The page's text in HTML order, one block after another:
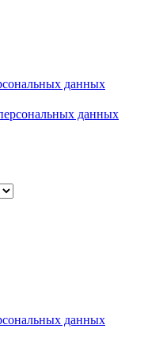
данных
данных
данных